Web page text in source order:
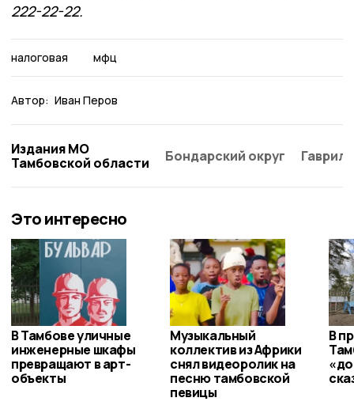
222-22-22.
налоговая мфц
Автор: Иван Перов
Издания МО
Тамбовской области
Бондарский округ
Это интересно
В Тамбове уличные
инженерные шкафы
превращают в арт-
объекты
Музыкальный
коллектив из Африки
снял видеоролик на
песню тамбовской
певицы
В